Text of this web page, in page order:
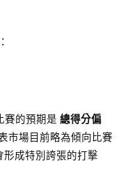
賽的預期是總得分偏
市場目前略為傾向比賽
形成特別誇張的打擊